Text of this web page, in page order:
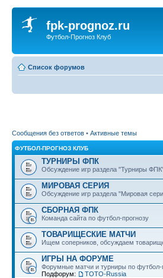
fpk-prognoz.ru
Футбол-Прогноз Клуб
Список форумов
Сообщения без ответов • Активные темы
ФУТБОЛ-ПРОГНОЗ КЛУБ
ТУРНИРЫ ФПК
Обсуждение игр раздела "Турниры
МИРОВАЯ СЕРИЯ
Обсуждение игр раздела "Мировая
СБОРНАЯ ФПК
Команда сайта по футбол-прогнозу
ТОВАРИЩЕСКИЕ МАТЧИ
Ищем соперников, обсуждаем
ИГРЫ НА ФОРУМЕ
Форумные матчи и турниры по футбол-
Подфорум:
ТОТО-Russia